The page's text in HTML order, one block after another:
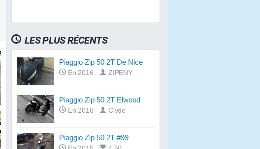
LES PLUS RÉCENTS
Piaggio Zip 50 2T De Nice
En 2016 ZIPENY
Piaggio Zip 50 2T Elwood
En 2016 Clyde
Piaggio Zip 50 2T #99